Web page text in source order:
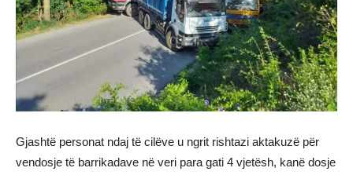
Gjashtë personat ndaj të cilëve u ngrit rishtazi aktakuzë për
vendosje të barrikadave në veri para gati 4 vjetësh, kanë dosje